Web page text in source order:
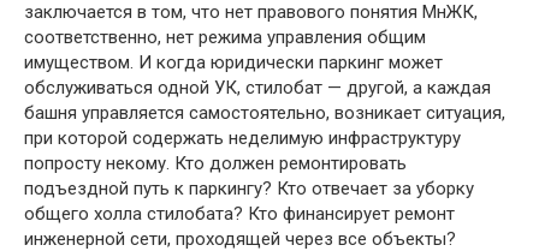
заключается в том, что нет правового понятия МнЖК,
соответственно, нет режима управления общим
имуществом. И когда юридически паркинг может
обслуживаться одной УК, стилобат — другой, а каждая
башня управляется самостоятельно, возникает ситуация,
при которой содержать неделимую инфраструктуру
попросту некому. Кто должен ремонтировать
подъездной путь к паркингу? Кто отвечает за уборку
общего холла стилобата? Кто финансирует ремонт
инженерной сети, проходящей через все объекты?